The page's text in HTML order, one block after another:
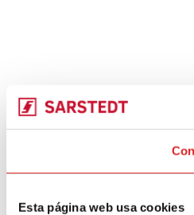
Esta página web usa cookies